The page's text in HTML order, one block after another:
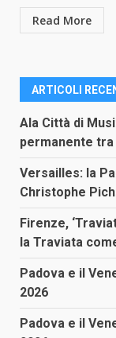
Read More
ARTICOLI
Ala Città di
permanente
Versailles: la
Christophe
Firenze,
la Traviata
Padova e il
2026
Padova e il